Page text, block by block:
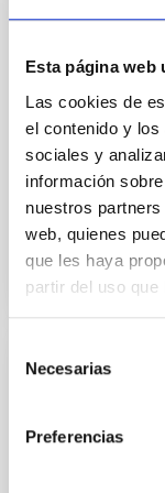
Esta página web
Las cookies de
el contenido y
sociales y
información
nuestros
web, quienes
que les haya
partir del uso
Necesarias
Preferencias
previously
provide an
Carleo,
Fecha de
NÚMERO DE
CON ÁRBITRO
Photonic
A formal